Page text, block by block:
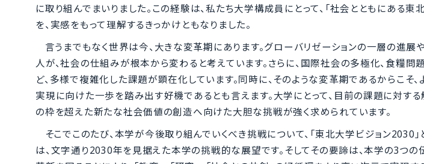
に取り組んでまいりました。この経験は、私たち大学構成員にとって、「社会とともにある東
を、実感をもって理解するきっかけともなりました。
言うまでもなく世界は今、大きな変革期にあります。グローバリゼーションの一層の進展
人が、社会の仕組みが根本から変わると考えています。さらに、国際社会の多極化、食糧
ど、多様で複雑化した課題が顕在化しています。同時に、そのような変革期であるからこそ
実現に向けた一歩を踏み出す好機であるとも言えます。大学にとって、目前の課題に対す
の枠を超えた新たな社会価値の創造へ向けた大胆な挑戦が強く求められています。
そこでこのたび、本学が今後取り組んでいくべき挑戦について、「東北大学ビジョン2030
は、文字通り2030年を見据えた本学の挑戦的な展望です。そしてその要諦は、本学の3つ